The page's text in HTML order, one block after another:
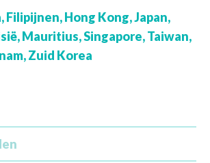
Filipijnen, Hong Kong, Japan,
Mauritius, Singapore, Taiwan,
Zuid Korea